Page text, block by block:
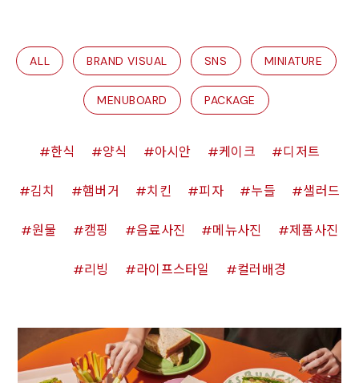
ALL BRAND VISUAL SNS MINIATURE
MENUBOARD PACKAGE
한식 양식 아시안 케이크 디저트
김치 햄버거 치킨 피자 누들 샐러드
원물 캠핑 음료사진 메뉴사진 제품사진
리빙 라이프스타일 컬러배경